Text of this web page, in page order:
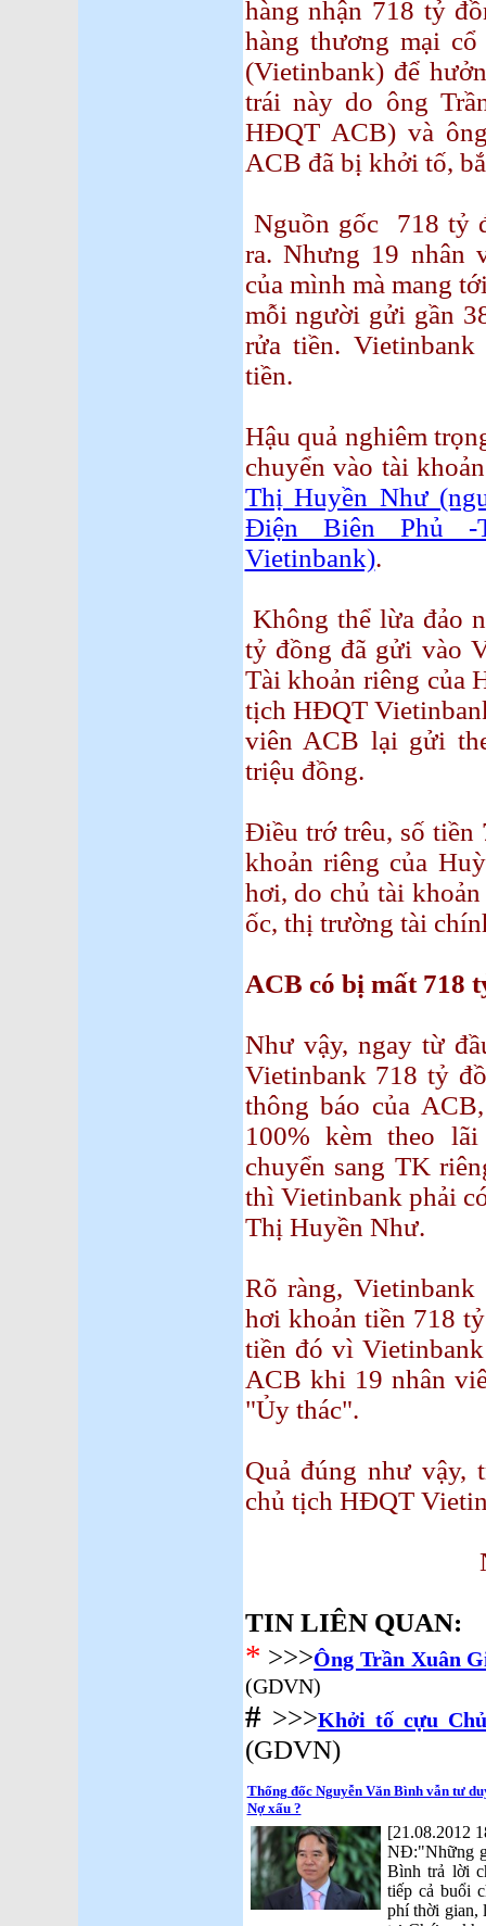
hàng nhận 718 tỷ
hàng thương mại
(Vietinbank) để
trái này do ông
HĐQT ACB) và
ACB đã bị khởi tố,
Nguồn gốc 718 tỷ
ra. Nhưng 19 nhân
của mình mà mang
mỗi người gửi gần
rửa tiền.
tiền.
Hậu quả nghiêm
chuyển vào tài
Thị Huyền Như
Điện Biên Phủ -
Vietinbank).
Không thể lừa đảo
tỷ đồng đã gửi vào
Tài khoản riêng của
tịch HĐQT
viên ACB lại gửi
triệu đồng.
Điều trớ trêu, số tiền
khoản riêng của
hơi, do chủ tài
ốc, thị trường tài
ACB có bị mất 718
Như vậy, ngay từ
Vietinbank 718 tỷ
thông báo của
100% kèm theo
chuyển sang TK
thì Vietinbank phải
Thị Huyền Như.
Rõ ràng,
hơi khoản tiền 718
tiền đó vì
ACB khi 19 nhân
"Ủy thác".
Quả đúng như vậy,
chủ tịch HĐQT
Nguyễn
TIN LIÊN QUAN:
* >>>Ông Trần Xuân
(GDVN)
#>>>Khởi tố cựu
(GDVN)
Thống đốc Nguyễn Văn Bình vẫn tư
Nợ xấu ?
[21.08.2012
NĐ:"Những
Bình trả lời
tiếp cả buổi
phí thời gian,